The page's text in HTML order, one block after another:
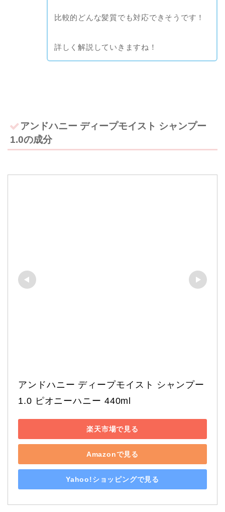
比較的どんな髪質でも対応できそうです！
詳しく解説していきますね！
アンドハニー ディープモイスト シャンプー
1.0の成分
アンドハニー ディープモイスト シャンプー
1.0 ピオニーハニー 440ml
楽天市場で見る
Amazonで見る
Yahoo!ショッピングで見る